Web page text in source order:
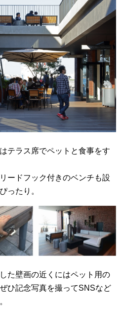
テラス席でペットと食事をす
ードフック付きのベンチも設
ったり。
た壁画の近くにはペット用の
ひ記念写真を撮ってSNSなど